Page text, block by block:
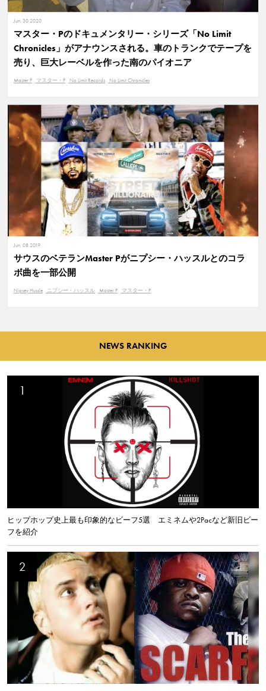
Jun. 30 2020
マスター・Pのドキュメンタリー・シリーズ「No Limit
Chronicles」がアナウンスされる。車のトランクでテープを
売り、巨大レーベルを作った南のパイオニア
Master P マスター・P No Limit Records No Limit Chronicles
Jun. 08 2019
サウスのベテランMaster Pがニプシー・ハッスルとのコラ
ボ曲を一部公開
Nipsey Hussle ニプシー・ハッスル Master P マスター・P
NEWS RANKING
ヒップホップ史上最も印象的なビーフ5選 エミネムや2Pacなど新旧ビー
フを紹介